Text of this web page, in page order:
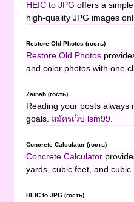
HEIC to JPG offers a
high-quality JPG images
Restore Old Photos (гость)
Restore Old Photos
and color photos with one
Zainab (гость)
Reading your posts
goals. สมัครเว็บ lsm99.
Concrete Calculator (гость)
Concrete Calculator
yards, cubic feet, and cubic
HEIC to JPG (гость)